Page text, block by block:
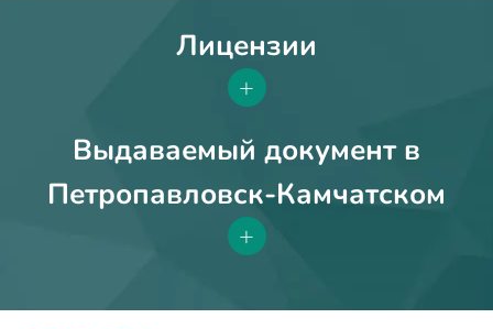
Лицензии
+
Выдаваемый документ в
Петропавловск-Камчатском
+